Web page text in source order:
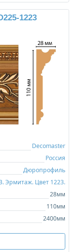
1223
Decomaster
Россия
Дюропрофиль
Эрмитаж. Цвет 1223.
28мм
110мм
2400мм